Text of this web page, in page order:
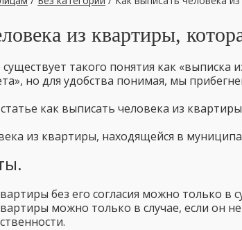
из квартиры,
такого понятия как
но для удобства понимая, мы
как выписать человека из
из квартиры, находящейся в
без его согласия можно только в
можно только в случае, если он